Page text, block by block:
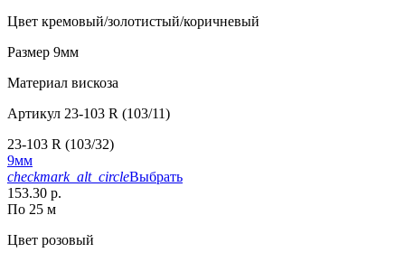
Цвет кремовый/золотистый/коричневый
Размер 9мм
Материал вискоза
Артикул 23-103 R (103/11)
23-103 R (103/32)
9мм
checkmark_alt_circleВыбрать
153.30 р.
По 25 м
Цвет розовый